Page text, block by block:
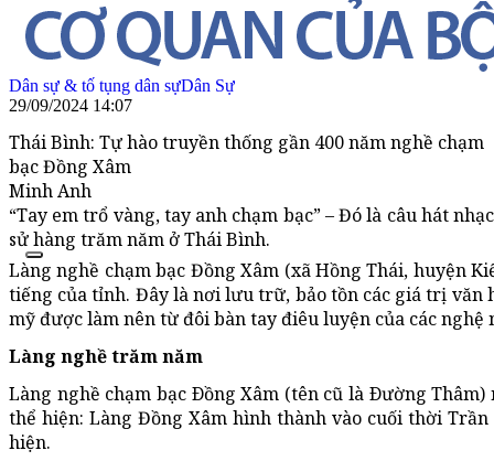
Dân sự & tố tụng dân sựDân Sự
29/09/2024 14:07
Thái Bình: Tự hào truyền thống gần 400 năm nghề chạm
bạc Đồng Xâm
Minh Anh
“Tay em trổ vàng, tay anh chạm bạc” – Đó là câu hát
sử hàng trăm năm ở Thái Bình.
Làng nghề chạm bạc Đồng Xâm (xã Hồng Thái, huyện
tiếng của tỉnh. Đây là nơi lưu trữ, bảo tồn các giá trị văn
mỹ được làm nên từ đôi bàn tay điêu luyện của các nghệ
Làng nghề trăm năm
Làng nghề chạm bạc Ðồng Xâm (tên cũ là Ðường
thể hiện: Làng Đồng Xâm hình thành vào cuối thời
hiện.